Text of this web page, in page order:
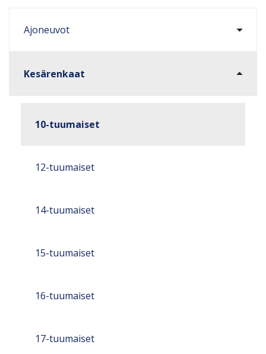
Ajoneuvot
Kesärenkaat
10-tuumaiset
12-tuumaiset
14-tuumaiset
15-tuumaiset
16-tuumaiset
17-tuumaiset